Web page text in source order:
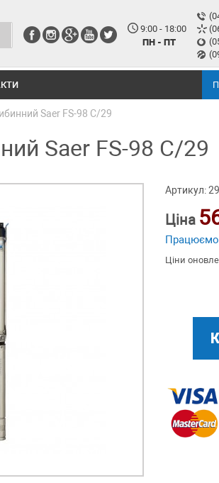
9:00 - 18:00
ПН - ПТ
Saer FS-98 C/29
Saer FS-98 C/29
Артикул:
Ціна
Ціни